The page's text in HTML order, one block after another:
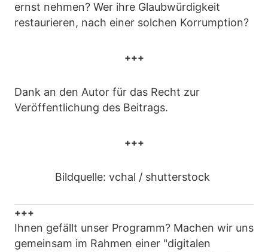
ernst nehmen? Wer ihre Glaubwürdigkeit
restaurieren, nach einer solchen Korrumption?
+++
Dank an den Autor für das Recht zur
Veröffentlichung des Beitrags.
+++
Bildquelle: vchal / shutterstock
+++
Ihnen gefällt unser Programm? Machen wir uns
gemeinsam im Rahmen einer "digitalen